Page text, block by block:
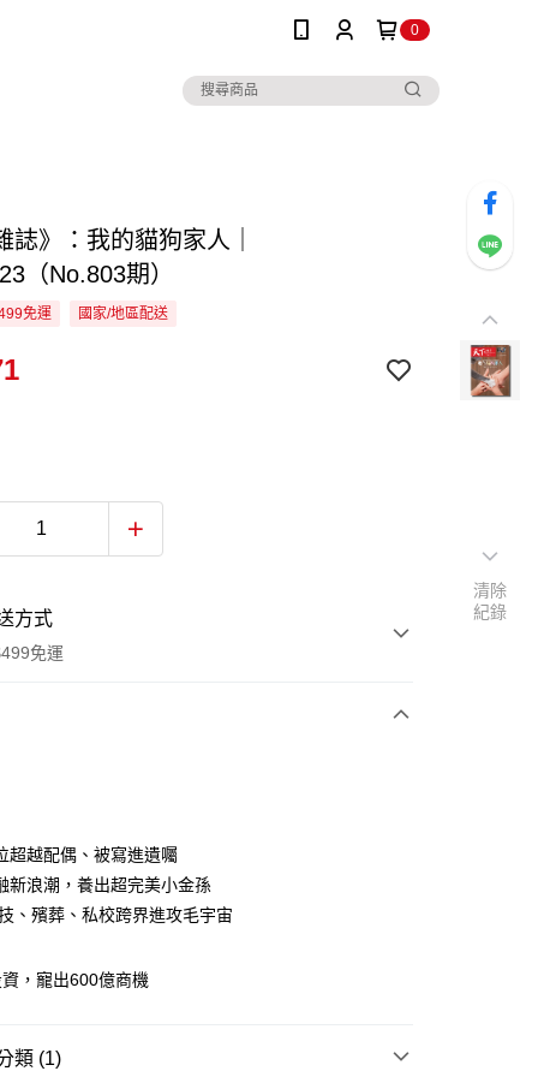
0
誌》：我的貓狗家人｜
（No.803期）
免運 國家/地區配送
方式
免運
款
超越配偶、被寫進遺囑
新浪潮，養出超完美小金孫
、殯葬、私校跨界進攻毛宇宙
，寵出600億商機
類 (1)
清除
紀錄